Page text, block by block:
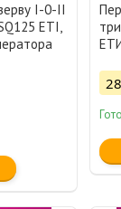
I-0-II
ETI,